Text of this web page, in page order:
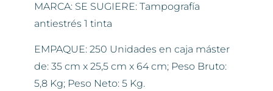
MARCA: SE SUGIERE: Tampografía
antiestrés 1 tinta
EMPAQUE: 250 Unidades en caja máster
de: 35 cm x 25,5 cm x 64 cm; Peso Bruto:
5,8 Kg; Peso Neto: 5 Kg.